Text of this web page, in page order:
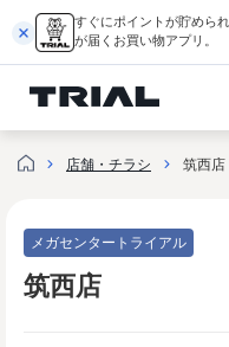
を
キ
すぐにポイントが貯めら
が届くお買い物アプリ。
店舗・チラシ 筑西店
メガセンタートライアル
筑西店